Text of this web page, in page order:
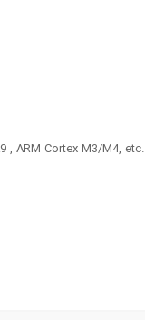
, ARM Cortex M3/M4, etc.